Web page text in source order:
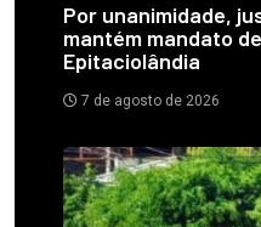
Por unanimidade,
mantém mandato
Epitaciolândia
7 de agosto de 2026